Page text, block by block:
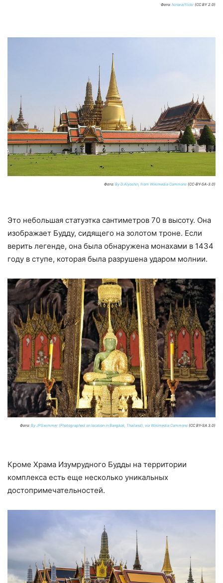
Фото: Ninara/flickr (CC BY 2.0)
Фото: By D.Alyoshin, from Wikimedia Commons (CC-BY-SA-3.0)
Это небольшая статуэтка сантиметров 70 в высоту. Она
изображает Будду, сидящего на золотом троне. Если
верить легенде, она была обнаружена монахами в 1434
году в ступе, которая была разрушена ударом молнии.
Фото: By JPSwimmer (Photographed on location in Bangkok, Thailand), via Wikimedia Commons (CC BY-SA 3.0)
Кроме Храма Изумрудного Будды на территории
комплекса есть еще несколько уникальных
достопримечательностей.